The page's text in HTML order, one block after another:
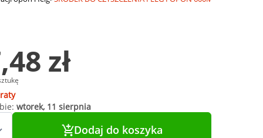
zł
wtorek, 11 sierpnia
Dodaj do koszyka